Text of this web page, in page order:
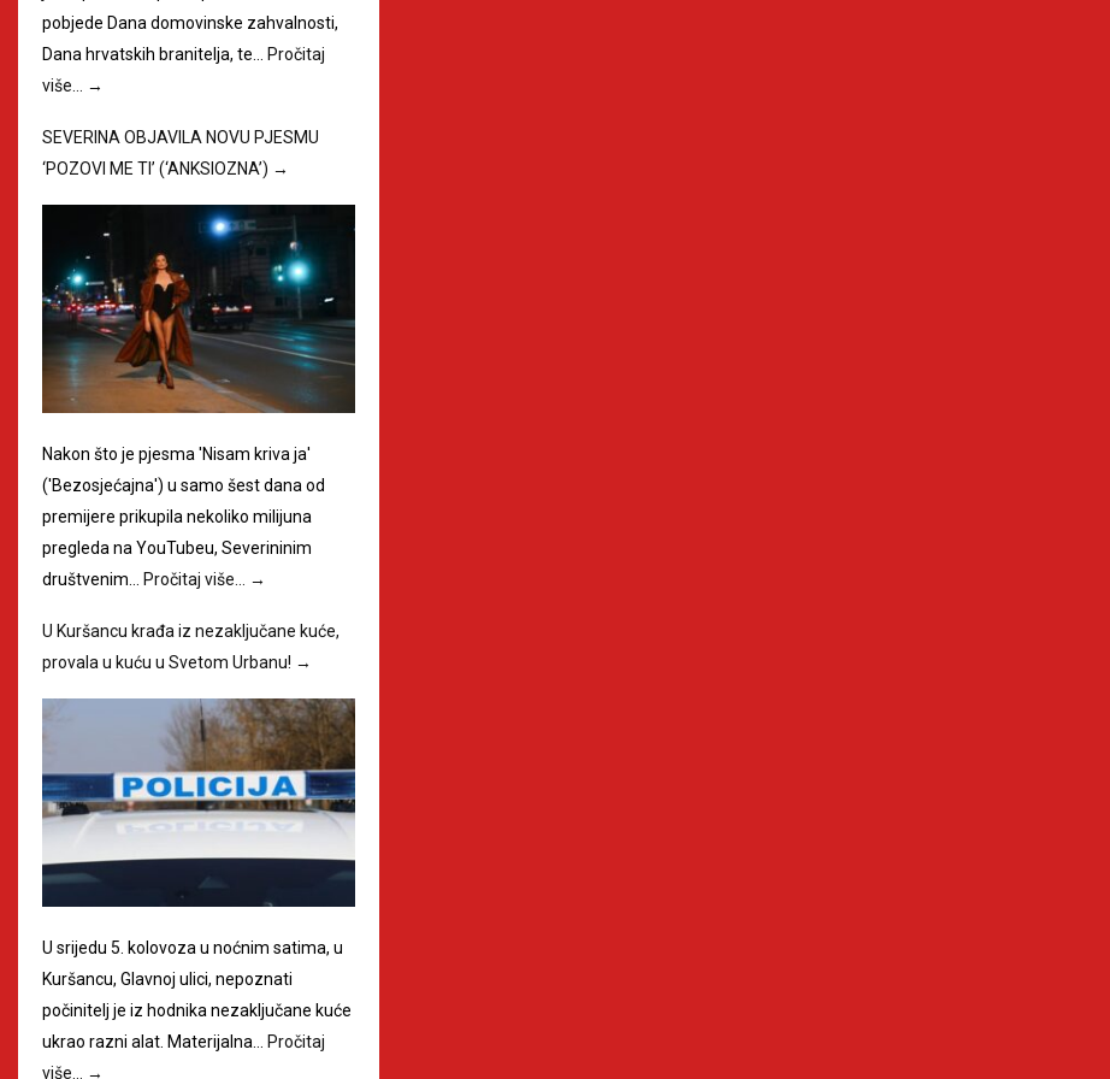
pobjede Dana domovinske zahvalnosti,
Dana hrvatskih branitelja, te… Pročitaj
više… →
SEVERINA OBJAVILA NOVU PJESMU
‘POZOVI ME TI’ (‘ANKSIOZNA’) →
Nakon što je pjesma 'Nisam kriva ja'
('Bezosjećajna') u samo šest dana od
premijere prikupila nekoliko milijuna
pregleda na YouTubeu, Severininim
društvenim…
Pročitaj više… →
U Kuršancu krađa iz nezaključane kuće,
provala u kuću u Svetom Urbanu! →
U srijedu 5. kolovoza u noćnim satima, u
Kuršancu, Glavnoj ulici, nepoznati
počinitelj je iz hodnika nezaključane kuće
ukrao razni alat. Materijalna…
Pročitaj
više…
→